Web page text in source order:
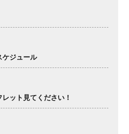
ケジュール
ット見てください！